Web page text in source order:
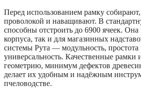
Перед использованием рамку
проволокой и наващивают. В
способны отстроить до 6900 ячеек. Она
корпуса, так и для магазинных
системы Рута — модульность, простота
универсальность. Качественные
геометрию, минимум дефектов
делает их удобным и надёжным
пчеловодстве.